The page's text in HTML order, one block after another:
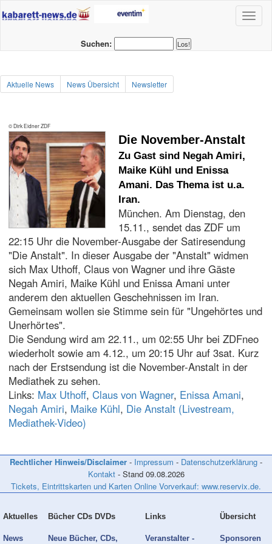
Suchen:
Aktuelle News News Übersicht Newsletter
© Dirk Eidner ZDF
Die November-Anstalt
Zu Gast sind Negah Amiri,
Maike Kühl und Enissa
Amani. Das Thema ist u.a.
Iran.
München. Am Dienstag, den
15.11., sendet das ZDF um
22:15 Uhr die November-Ausgabe der Satiresendung
"Die Anstalt". In dieser Ausgabe der "Anstalt" widmen
sich Max Uthoff, Claus von Wagner und ihre Gäste
Negah Amiri, Maike Kühl und Enissa Amani unter
anderem den aktuellen Geschehnissen im Iran.
Gemeinsam wollen sie Stimme sein für "Ungehörtes und
Unerhörtes".
Die Sendung wird am 22.11., um 02:55 Uhr bei ZDFneo
wiederholt sowie am 4.12., um 20:15 Uhr auf 3sat. Kurz
nach der Erstsendung ist die November-Anstalt in der
Mediathek zu sehen.
Links: Max Uthoff, Claus von Wagner, Enissa Amani,
Negah Amiri, Maike Kühl, Die Anstalt (Livestream,
Mediathek-Video)
Rechtlicher Hinweis/Disclaimer - Impressum - Datenschutzerklärung -
Kontakt- Stand 09.08.2026
Tickets, Eintrittskarten und Karten Online Vorverkauf: www.reservix.de.
Aktuelles
News
Bücher CDs DVDs
Neue Bücher, CDs,
Links
Veranstalter -
Übersicht
Sponsoren